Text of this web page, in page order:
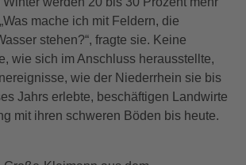
mache ich mit Feldern, die
stehen?“, fragte sie. Keine
wie sich im Anschluss herausstellte,
wie der Niederrhein sie bis
Jahrs erlebte, beschäftigen Landwirte
mit ihren schweren Böden bis heute.